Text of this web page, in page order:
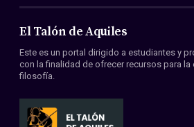
Acerca de nosotros
Miembros
Convenios
El Talón de Aquiles
Este es un portal dirigido a estudiantes y
con la finalidad de ofrecer recursos para la
filosofía.